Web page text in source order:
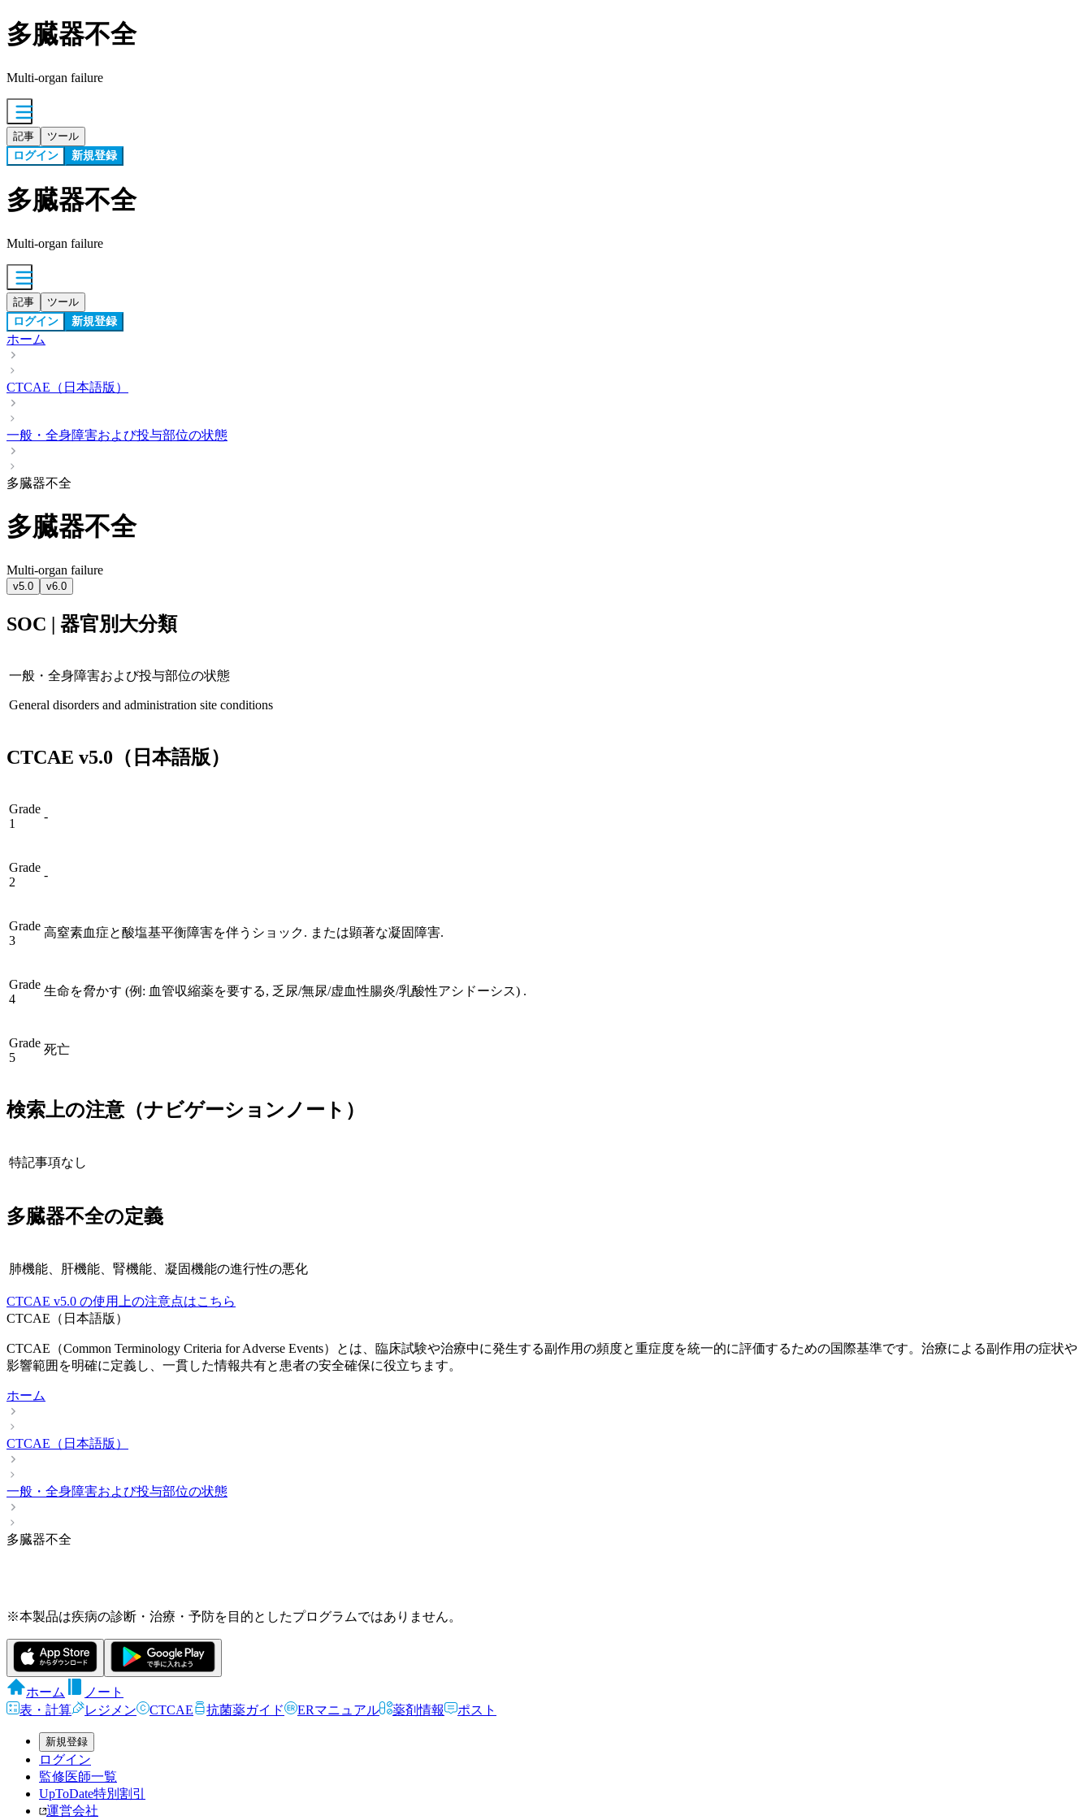
多臓器不全
Multi-organ failure
記事 ツール
ログイン 新規登録
多臓器不全
Multi-organ failure
記事 ツール
ログイン 新規登録
ホーム
CTCAE（日本語版）
一般・全身障害および投与部位の状態
多臓器不全
多臓器不全
Multi-organ failure
v5.0 v6.0
SOC | 器官別大分類
一般・全身障害および投与部位の状態
General disorders and administration site conditions
CTCAE v5.0 （日本語版）
Grade
1
-
Grade
2
-
Grade
3
高窒素血症と酸塩基平衡障害を伴うショック. または顕著な凝固障害.
Grade
4
生命を脅かす (例: 血管収縮薬を要する, 乏尿/無尿/虚血性腸炎/乳酸性アシドーシス) .
Grade
5
死亡
検索上の注意（ナビゲーションノート）
特記事項なし
多臓器不全の定義
肺機能、肝機能、腎機能、凝固機能の進行性の悪化
CTCAE v5.0 の使用上の注意点はこちら
CTCAE（日本語版）
CTCAE（Common Terminology Criteria for Adverse Events）とは、臨床試験や治療中に発生する副作用の頻度と重症度を統一的に評価するための国際基準です。治療による副作用の症状や
影響範囲を明確に定義し、一貫した情報共有と患者の安全確保に役立ちます。
ホーム
CTCAE（日本語版）
一般・全身障害および投与部位の状態
多臓器不全
※本製品は疾病の診断・治療・予防を目的としたプログラムではありません。
ホーム
ノート
表・計算
レジメン CTCAE 抗菌薬ガイド ERマニュアル 薬剤情報 ポスト
新規登録
ログイン
監修医師一覧
UpToDate特別割引
運営会社